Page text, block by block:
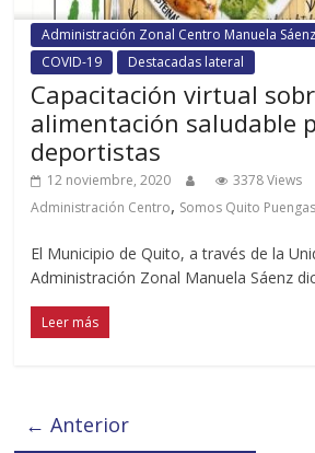
Administración Zonal Centro Manuela Sáenz
COVID-19
Destacadas lateral
Capacitación virtual
alimentación saludable
deportistas
12 noviembre, 2020 3378 Views
Administración Centro, Somos Quito
El Municipio de Quito, a través de la
Administración Zonal Manuela Sáenz
Leer más
← Anterior